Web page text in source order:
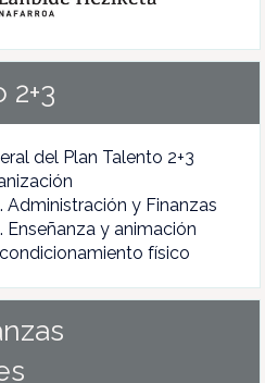
2+3
del Plan Talento 2+3
Administración y Finanzas
Enseñanza y animación
físico